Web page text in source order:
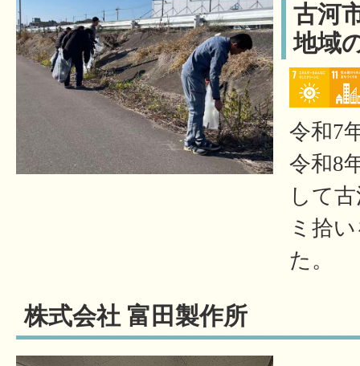
古河
地域
令和7
令和8
して
ミ拾
た。
株式会社 富田製作所